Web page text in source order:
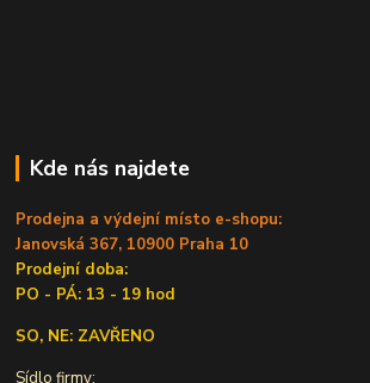
Kde nás najdete
Prodejna a výdejní místo e-shopu:
Janovská 367, 10900 Praha 10
Prodejní doba:
PO - PÁ: 13 - 19 hod
SO, NE: ZAVŘENO
Sídlo firmy: